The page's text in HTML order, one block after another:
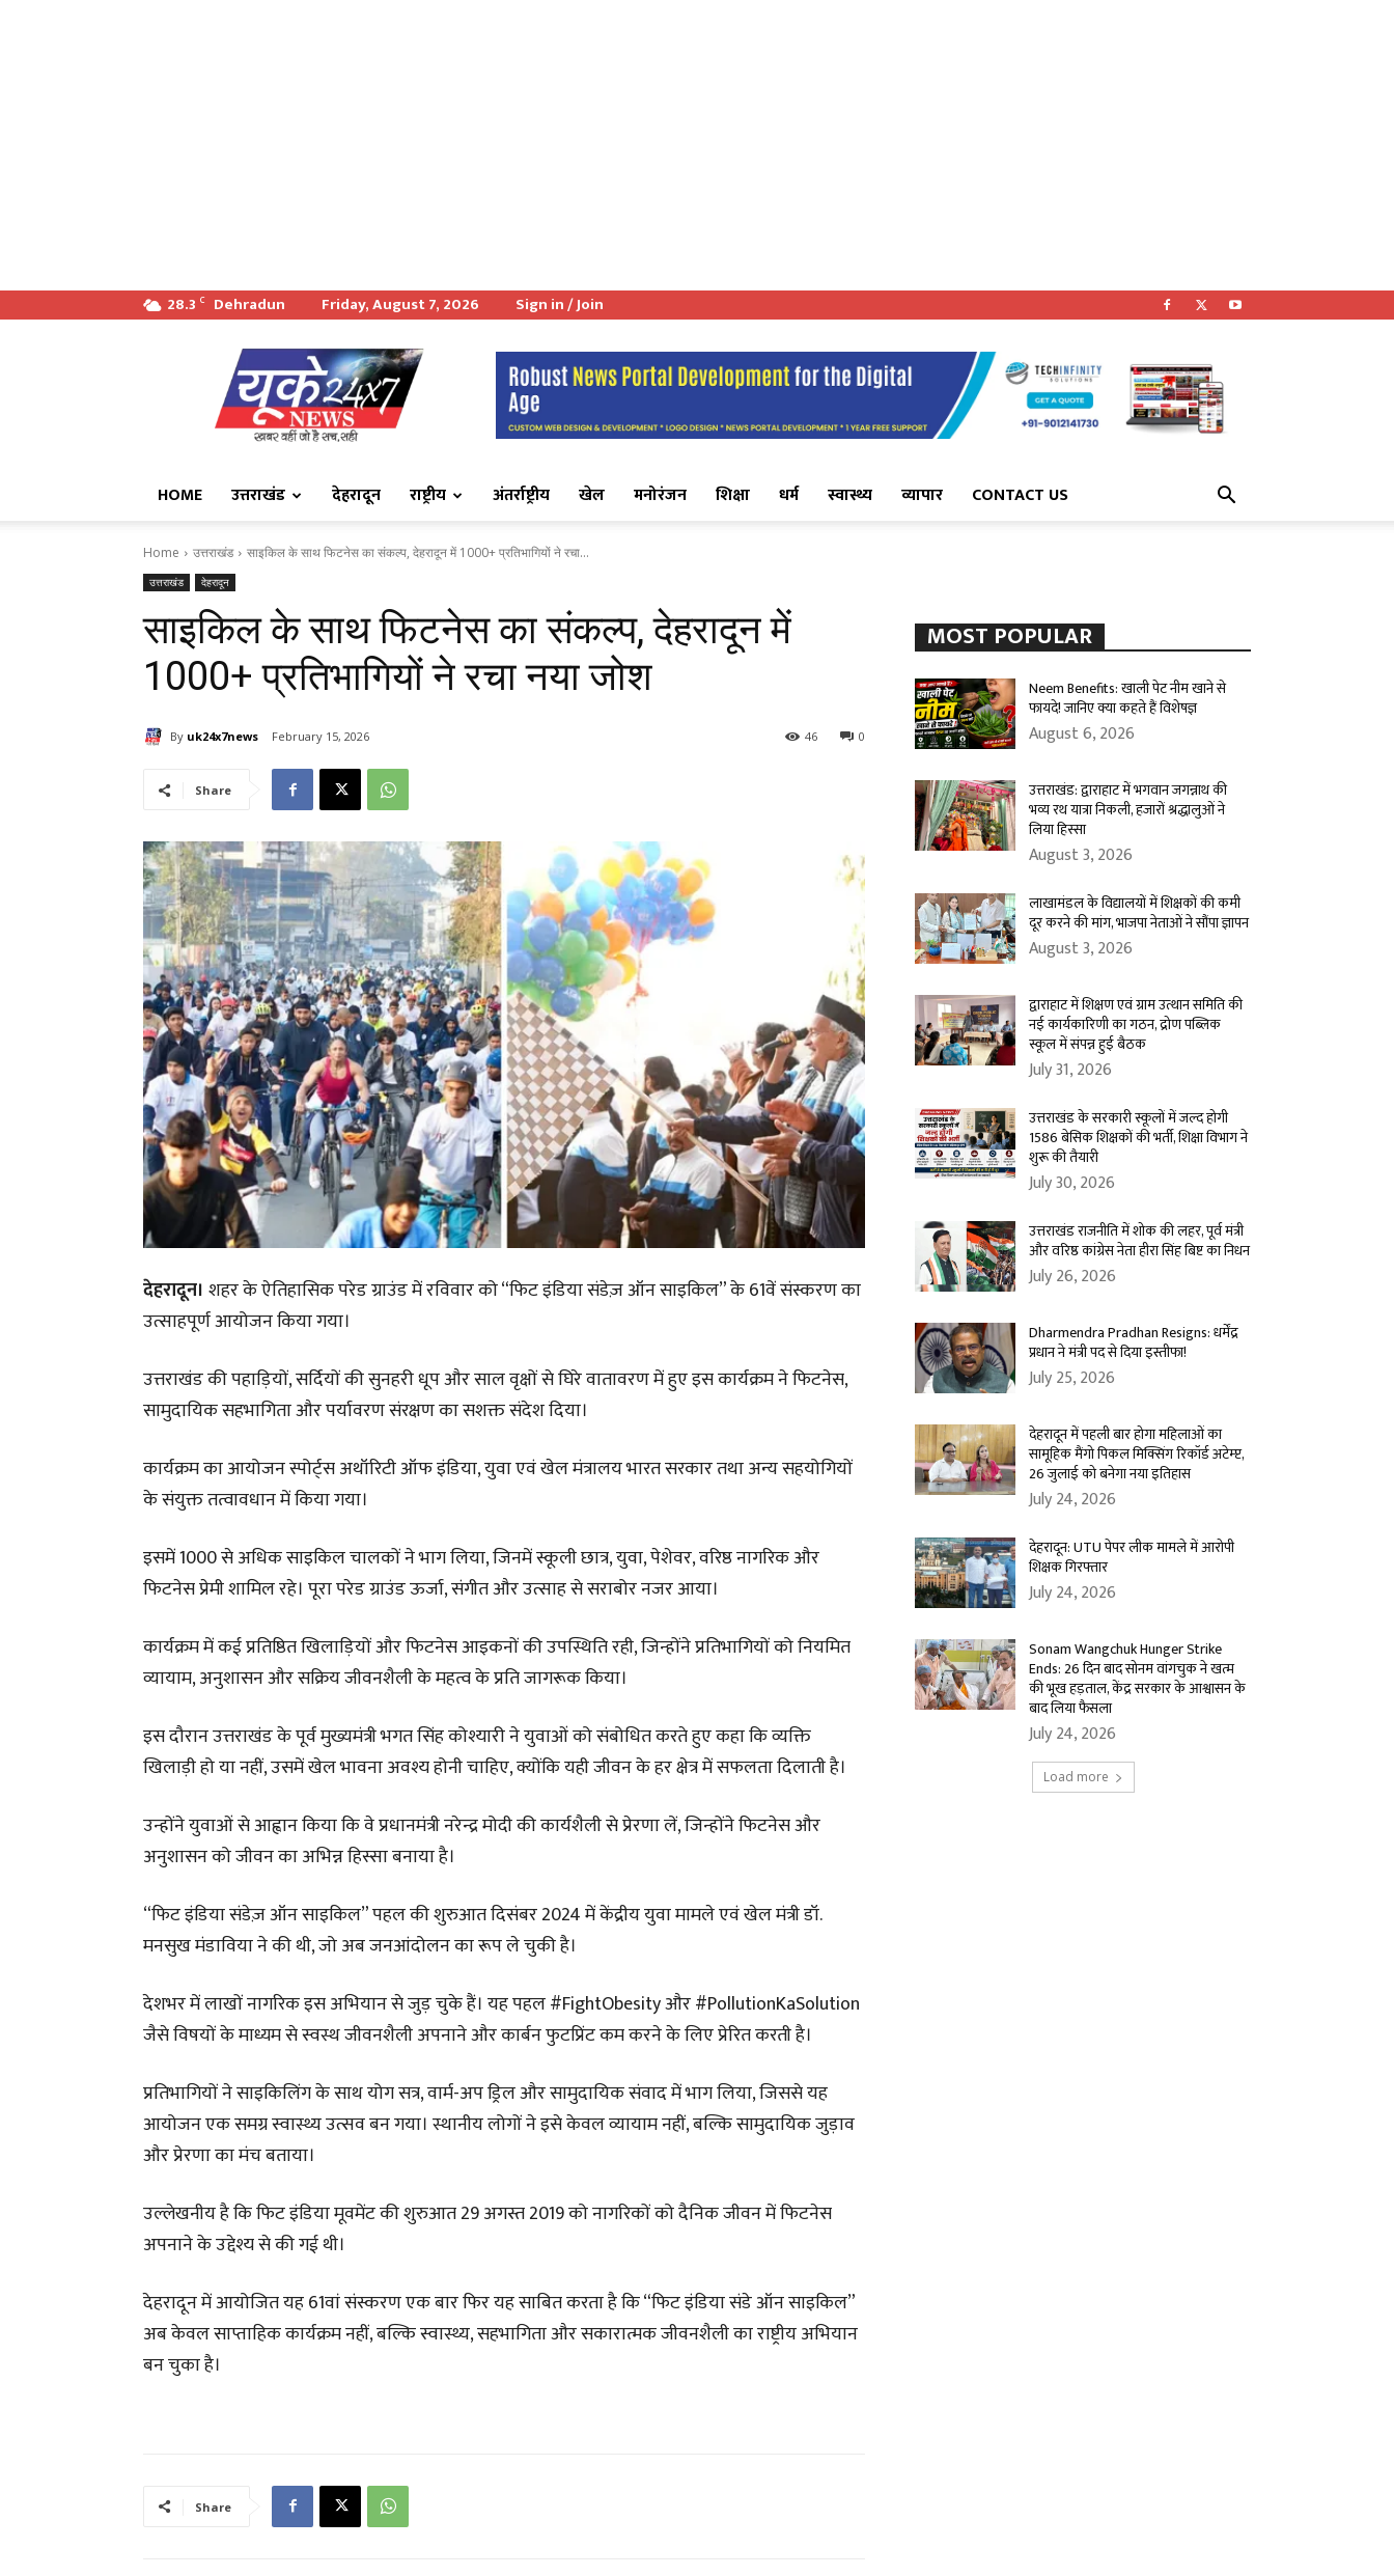
28.3 C Dehradun Friday, August 7, 2026 Sign in / Join
खबर
वही
जो
सच
HOME उत्तराखंड देहरादून राष्ट्रीय अंतर्राष्ट्रीय खेल मनोरंजन शिक्षा धर्म स्वास्थ्य व्यापार CONTACT US
Home उत्तराखंड साइकिल के साथ फिटनेस का संकल्प, देहरादून में 1000+ प्रतिभागियों ने रचा...
उत्तराखंड देहरादून
साइकिल के साथ फिटनेस का संकल्प, देहरादून में
1000+ प्रतिभागियों ने रचा नया जोश
By uk24x7news February 15, 2026 0
46
Share
देहरादून। शहर के ऐतिहासिक परेड ग्राउंड में रविवार को “फिट इंडिया संडेज़ ऑन साइकिल” के 61वें संस्करण का
उत्साहपूर्ण आयोजन किया गया।
उत्तराखंड की पहाड़ियों, सर्दियों की सुनहरी धूप और साल वृक्षों से घिरे वातावरण में हुए इस कार्यक्रम ने फिटनेस,
सामुदायिक सहभागिता और पर्यावरण संरक्षण का सशक्त संदेश दिया।
कार्यक्रम का आयोजन स्पोर्ट्स अथॉरिटी ऑफ इंडिया, युवा एवं खेल मंत्रालय भारत सरकार तथा अन्य सहयोगियों
के संयुक्त तत्वावधान में किया गया।
इसमें 1000 से अधिक साइकिल चालकों ने भाग लिया, जिनमें स्कूली छात्र, युवा, पेशेवर, वरिष्ठ नागरिक और
फिटनेस प्रेमी शामिल रहे। पूरा परेड ग्राउंड ऊर्जा, संगीत और उत्साह से सराबोर नजर आया।
कार्यक्रम में कई प्रतिष्ठित खिलाड़ियों और फिटनेस आइकनों की उपस्थिति रही, जिन्होंने प्रतिभागियों को नियमित
व्यायाम, अनुशासन और सक्रिय जीवनशैली के महत्व के प्रति जागरूक किया।
इस दौरान उत्तराखंड के पूर्व मुख्यमंत्री भगत सिंह कोश्यारी ने युवाओं को संबोधित करते हुए कहा कि व्यक्ति
खिलाड़ी हो या नहीं, उसमें खेल भावना अवश्य होनी चाहिए, क्योंकि यही जीवन के हर क्षेत्र में सफलता दिलाती है।
उन्होंने युवाओं से आह्वान किया कि वे प्रधानमंत्री नरेन्द्र मोदी की कार्यशैली से प्रेरणा लें, जिन्होंने फिटनेस और
अनुशासन को जीवन का अभिन्न हिस्सा बनाया है।
“फिट इंडिया संडेज़ ऑन साइकिल” पहल की शुरुआत दिसंबर 2024 में केंद्रीय युवा मामले एवं खेल मंत्री डॉ.
मनसुख मंडाविया ने की थी, जो अब जनआंदोलन का रूप ले चुकी है।
देशभर में लाखों नागरिक इस अभियान से जुड़ चुके हैं। यह पहल #FightObesity और #PollutionKaSolution
जैसे विषयों के माध्यम से स्वस्थ जीवनशैली अपनाने और कार्बन फुटप्रिंट कम करने के लिए प्रेरित करती है।
प्रतिभागियों ने साइकिलिंग के साथ योग सत्र, वार्म-अप ड्रिल और सामुदायिक संवाद में भाग लिया, जिससे यह
आयोजन एक समग्र स्वास्थ्य उत्सव बन गया। स्थानीय लोगों ने इसे केवल व्यायाम नहीं, बल्कि सामुदायिक जुड़ाव
और प्रेरणा का मंच बताया।
उल्लेखनीय है कि फिट इंडिया मूवमेंट की शुरुआत 29 अगस्त 2019 को नागरिकों को दैनिक जीवन में फिटनेस
अपनाने के उद्देश्य से की गई थी।
देहरादून में आयोजित यह 61वां संस्करण एक बार फिर यह साबित करता है कि “फिट इंडिया संडे ऑन साइकिल”
अब केवल साप्ताहिक कार्यक्रम नहीं, बल्कि स्वास्थ्य, सहभागिता और सकारात्मक जीवनशैली का राष्ट्रीय अभियान
बन चुका है।
Share
MOST POPULAR
Neem Benefits: खाली पेट नीम खाने से
फायदे! जानिए क्या कहते हैं विशेषज्ञ
August 6, 2026
उत्तराखंड: द्वाराहाट में भगवान जगन्नाथ की
भव्य रथ यात्रा निकली, हजारों श्रद्धालुओं ने
लिया हिस्सा
August 3, 2026
लाखामंडल के विद्यालयों में शिक्षकों की कमी
दूर करने की मांग, भाजपा नेताओं ने सौंपा ज्ञापन
August 3, 2026
द्वाराहाट में शिक्षण एवं ग्राम उत्थान समिति की
नई कार्यकारिणी का गठन, द्रोण पब्लिक
स्कूल में संपन्न हुई बैठक
July 31, 2026
उत्तराखंड के सरकारी स्कूलों में जल्द होगी
1586 बेसिक शिक्षकों की भर्ती, शिक्षा विभाग ने
शुरू की तैयारी
July 30, 2026
उत्तराखंड राजनीति में शोक की लहर, पूर्व मंत्री
और वरिष्ठ कांग्रेस नेता हीरा सिंह बिष्ट का निधन
July 26, 2026
Dharmendra Pradhan Resigns: धर्मेंद्र
प्रधान ने मंत्री पद से दिया इस्तीफा!
July 25, 2026
देहरादून में पहली बार होगा महिलाओं का
सामूहिक मैंगो पिकल मिक्सिंग रिकॉर्ड अटेम्प्ट,
26 जुलाई को बनेगा नया इतिहास
July 24, 2026
देहरादून: UTU पेपर लीक मामले में आरोपी
शिक्षक गिरफ्तार
July 24, 2026
Sonam Wangchuk Hunger Strike
Ends: 26 दिन बाद सोनम वांगचुक ने खत्म
की भूख हड़ताल, केंद्र सरकार के आश्वासन के
बाद लिया फैसला
July 24, 2026
Load more